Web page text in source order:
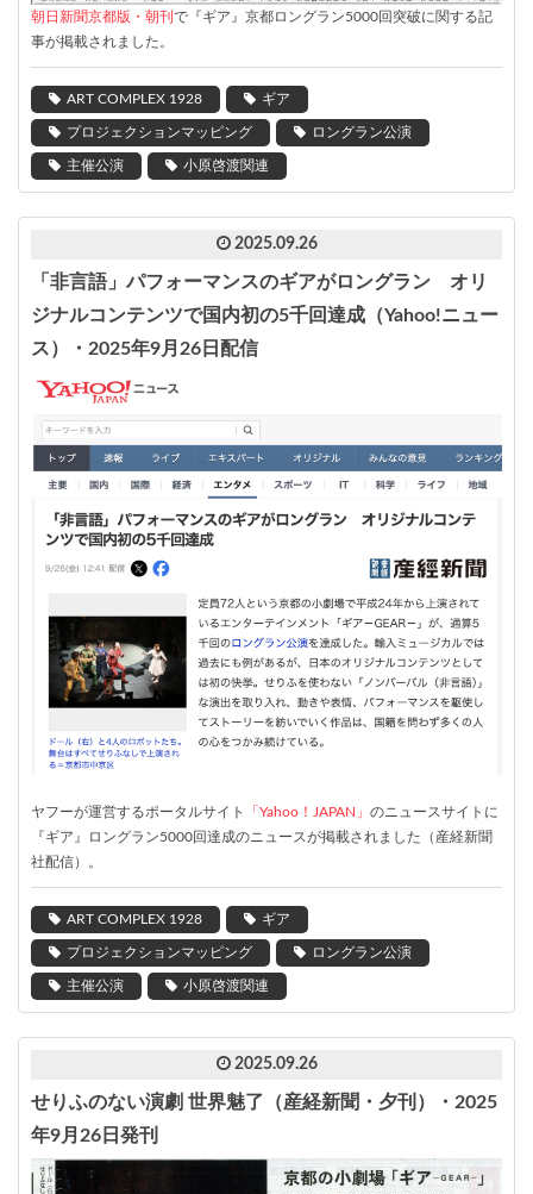
朝日新聞京都版・朝刊 で『ギア』京都ロングラン5000回突破に関する記
事が掲載されました。
ART COMPLEX 1928 ギア
プロジェクションマッピング ロングラン公演
主催公演 小原啓渡関連
2025.09.26
「非言語」パフォーマンスのギアがロングラン オリ
ジナルコンテンツで国内初の5千回達成（Yahoo!ニュー
ス）・2025年9月26日配信
ヤフーが運営するポータルサイト 「Yahoo！JAPAN」 のニュースサイトに
『ギア』ロングラン5000回達成のニュースが掲載されました（産経新聞
社配信）。
ART COMPLEX 1928 ギア
プロジェクションマッピング ロングラン公演
主催公演 小原啓渡関連
2025.09.26
せりふのない演劇 世界魅了（産経新聞・夕刊）・2025
年9月26日発刊